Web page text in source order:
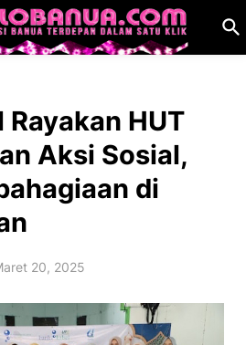
Rayakan HUT
Aksi Sosial,
di
20, 2025